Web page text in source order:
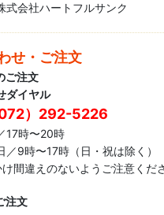
式会社ハートフルサンク
せ・ご注文
ご注文
ダイヤル
）292-5226
17時〜20時
〜17時（日・祝は除く）
間違えのないようご注意くだ
注文